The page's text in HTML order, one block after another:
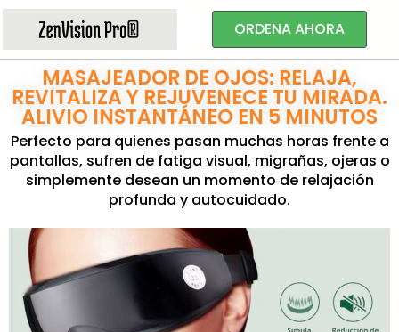
ORDENA AHORA
MASAJEADOR DE OJOS: RELAJA,
REVITALIZA Y REJUVENECE TU MIRADA.
ALIVIO INSTANTÁNEO EN 5 MINUTOS
Perfecto para quienes pasan muchas horas frente a
pantallas, sufren de fatiga visual, migrañas, ojeras o
simplemente desean un momento de relajación
profunda y autocuidado.